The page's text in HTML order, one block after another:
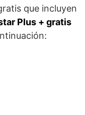
que incluyen
Plus + gratis